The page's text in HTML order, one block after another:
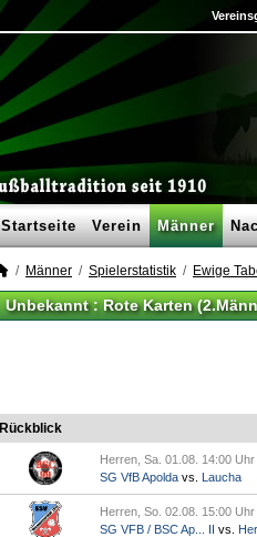
Startseite Verein Männer
Männer Spielerstatistik Ewige
Unbekannt : Rote Karten
Rückblick
Herren, Sa. 01.08. 14:00 Uhr
SG VfB Apolda vs. Laucha
Herren, So. 02.08. 15:00 Uhr
SG VFB / BSC Ap... II vs.